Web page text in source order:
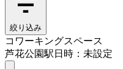
絞り込み
コワーキングスペース
芦花公園駅日時：未設定